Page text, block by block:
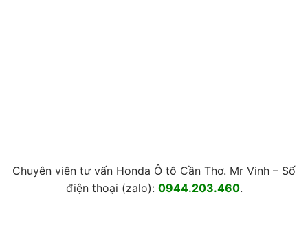
Chuyên viên tư vấn Honda Ô tô Cần Thơ. Mr Vinh – Số
điện thoại (zalo): 0944.203.460.